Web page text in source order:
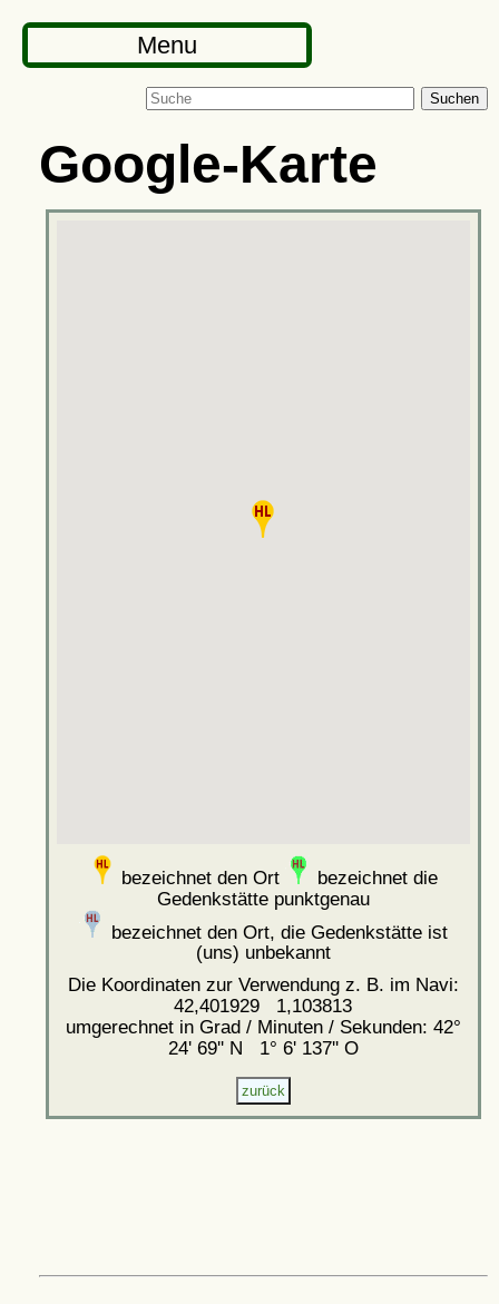
Menu
Suchen
Google-Karte
bezeichnet den Ort
bezeichnet die
Gedenkstätte punktgenau
bezeichnet den Ort, die Gedenkstätte ist
(uns) unbekannt
Die Koordinaten zur Verwendung z. B. im Navi:
42,401929 1,103813
umgerechnet in Grad / Minuten / Sekunden: 42°
24' 69'' N 1° 6' 137'' O